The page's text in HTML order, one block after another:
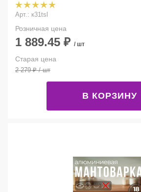
Арт.: к31tsl
Розничная цена
1 889.45 ₽ / шт
Старая цена
2 279₽/ шт
В КОРЗИНУ